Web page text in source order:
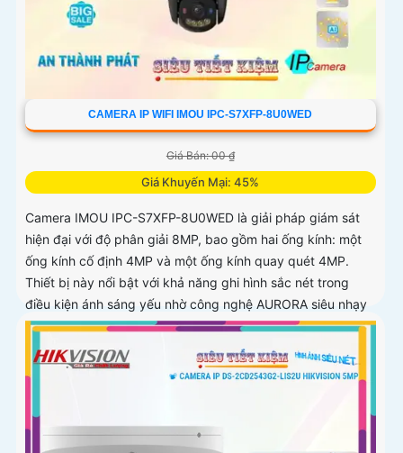
CAMERA IP WIFI IMOU IPC-S7XFP-8U0WED
Giá Bán: 00 ₫
Giá Khuyến Mại: 45%
Camera IMOU IPC-S7XFP-8U0WED là giải pháp giám sát
hiện đại với độ phân giải 8MP, bao gồm hai ống kính: một
ống kính cố định 4MP và một ống kính quay quét 4MP.
Thiết bị này nổi bật với khả năng ghi hình sắc nét trong
điều kiện ánh sáng yếu nhờ công nghệ AURORA siêu nhạy
sáng